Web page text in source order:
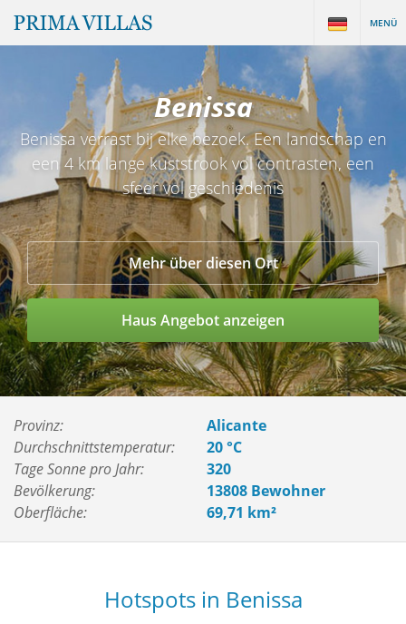
MENÜ
Benissa
Benissa verrast bij elke bezoek. Een landschap en
een 4 km lange kuststrook vol contrasten, een
sfeer vol geschiedenis
Mehr über diesen Ort
Haus Angebot anzeigen
Provinz:
Alicante
Durchschnittstemperatur:
20 °C
Tage Sonne pro Jahr:
320
Bevölkerung:
13808 Bewohner
Oberfläche:
69,71 km²
Hotspots in Benissa